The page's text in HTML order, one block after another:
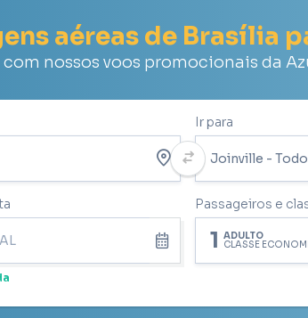
aéreas de Brasília
nossos voos promocionais da
Ir para
Passageiros e
1 ADULTO
CLASSE